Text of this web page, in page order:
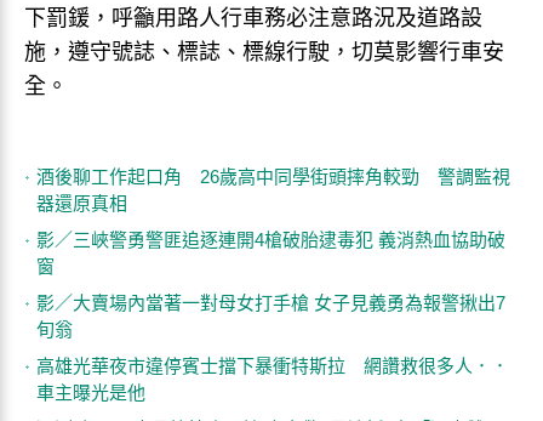
下罰鍰，呼籲用路人行車務必注意路況及道路設
施，遵守號誌、標誌、標線行駛，切莫影響行車安
全。
酒後聊工作起口角 26歲高中同學街頭摔角較勁 警調監視
器還原真相
影／三峽警勇警匪追逐連開4槍破胎逮毒犯 義消熱血協助破
窗
影／大賣場內當著一對母女打手槍 女子見義勇為報警揪出7
旬翁
高雄光華夜市違停賓士擋下暴衝特斯拉 網讚救很多人．．
車主曝光是他